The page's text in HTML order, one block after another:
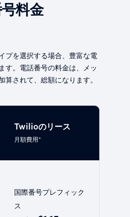
料金
プを選択する場合、豊富な電
す。電話番号の料金は、メッ
算されて、総額になります。
Twilioのリース
月額費用*
国際番号プレフィック
ス